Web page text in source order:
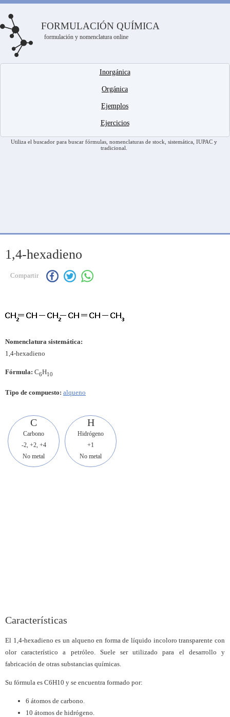
FORMULACIÓN QUÍMICA
formulación y nomenclatura online
Inorgánica
Orgánica
Ejemplos
Ejercicios
Utiliza el buscador para buscar fórmulas, nomenclaturas de stock, sistemática, IUPAC y
tradicional.
1,4-hexadieno
Compartir
Nomenclatura sistemática:
1,4-hexadieno
Fórmula: C6H10
Tipo de compuesto: alqueno
C
Carbono
-2, +2, +4
No metal
H
Hidrógeno
+1
No metal
Características
El 1,4-hexadieno es un alqueno en forma de líquido incoloro transparente con
olor característico a petróleo. Suele ser utilizado para el desarrollo y
fabricación de otras substancias químicas.
Su fórmula es C6H10 y se encuentra formado por:
6 átomos de carbono.
10 átomos de hidrógeno.